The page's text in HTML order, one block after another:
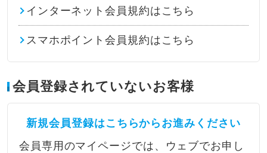
インターネット会員規約はこちら
スマホポイント会員規約はこちら
会員登録されていないお客様
新規会員登録はこちらからお進みください
会員専用のマイページでは、ウェブでお申し